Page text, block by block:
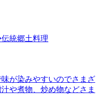
統郷土料理
が染みやすいのでさまざ
や煮物、炒め物などさま